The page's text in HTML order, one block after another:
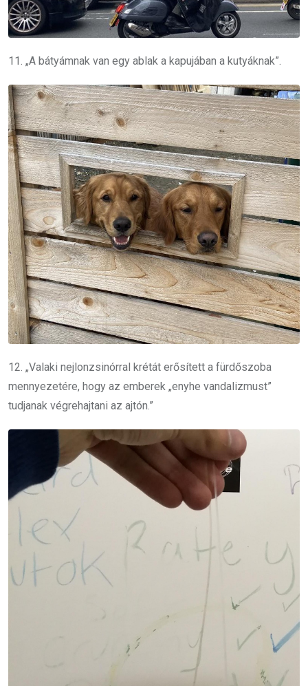
11. „A bátyámnak van egy ablak a kapujában a kutyáknak”.
12. „Valaki nejlonzsinórral krétát erősített a fürdőszoba
mennyezetére, hogy az emberek „enyhe vandalizmust”
tudjanak végrehajtani az ajtón.”